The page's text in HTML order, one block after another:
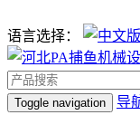
语言选择：
Toggle navigation 导